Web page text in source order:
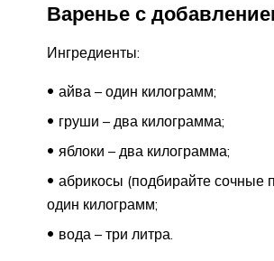
Варенье с
Ингредиенты:
айва – один килограмм;
груши – два килограмма;
яблоки – два килограмма;
абрикосы (подбирайте сочные
один килограмм;
вода – три литра.